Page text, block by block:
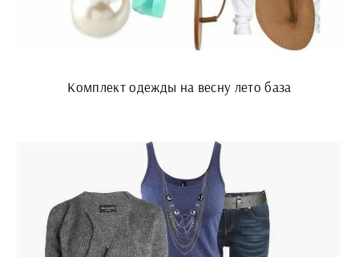
Комплект одежды на весну лето база